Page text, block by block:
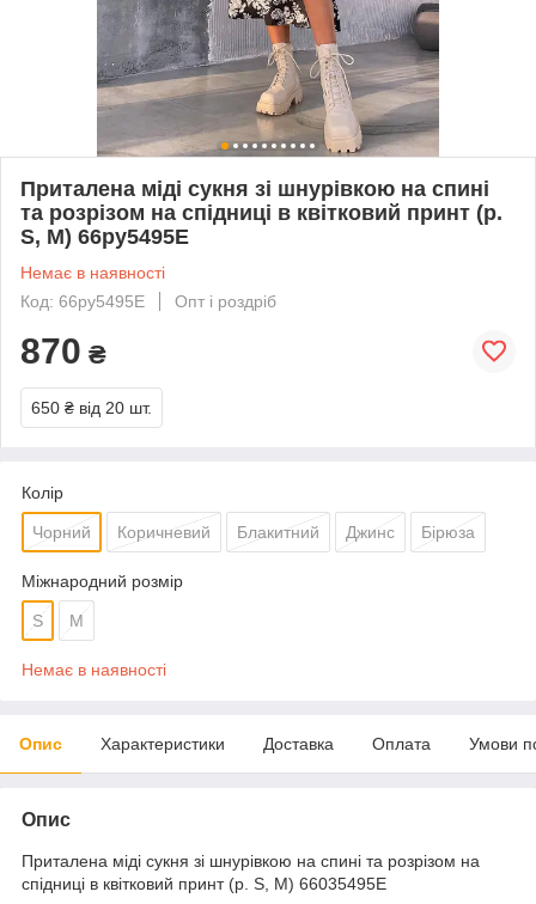
Приталена міді сукня зі шнурівкою на спині
та розрізом на спідниці в квітковий принт (р.
S, M) 66py5495Е
Немає в наявності
Код: 66py5495Е
Опт і роздріб
870 ₴
650 ₴ від 20 шт.
Колір
Чорний Коричневий Блакитний Джинс Бірюза
Міжнародний розмір
S М
Немає в наявності
Опис Характеристики Доставка Оплата Умови
Опис
Приталена міді сукня зі шнурівкою на спині та розрізом на
спідниці в квітковий принт (р. S, M) 66035495Е